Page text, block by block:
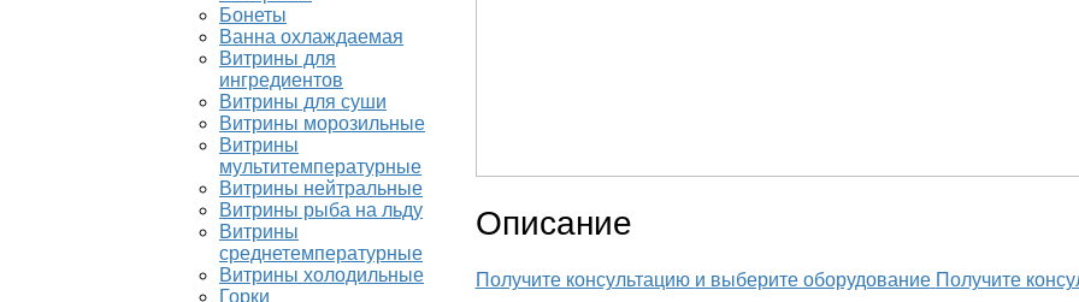
Бонеты
Ванна охлаждаемая
Витрины для
ингредиентов
Витрины для суши
Витрины морозильные
Витрины
мультитемпературные
Витрины нейтральные
Витрины рыба на льду
Витрины
среднетемпературные
Витрины холодильные
Горки
Описание
Получите консультацию и выберите оборудование Получите